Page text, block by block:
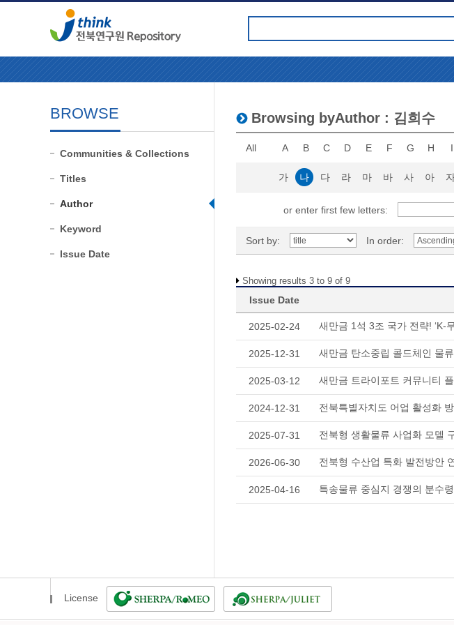
BROWSE
Communities & Collections
Titles
Author
Keyword
Issue Date
Browsing byAuthor : 김희수
All A B C D E F G H I
가 나 다 라 마 바 사 아
or enter first few letters:
Sort by: In order:
Showing results 3 to 9 of 9
Issue Date
2025-02-24 새만금 1석 3조 국가 전략! ‘K-
2025-12-31 새만금 탄소중립 콜드체인 물
2025-03-12 새만금 트라이포트 커뮤니티
2024-12-31 전북특별자치도 어업 활성화
2025-07-31 전북형 생활물류 사업화 모델
2026-06-30 전북형 수산업 특화 발전방안
2025-04-16 특송물류 중심지 경쟁의 분수
License